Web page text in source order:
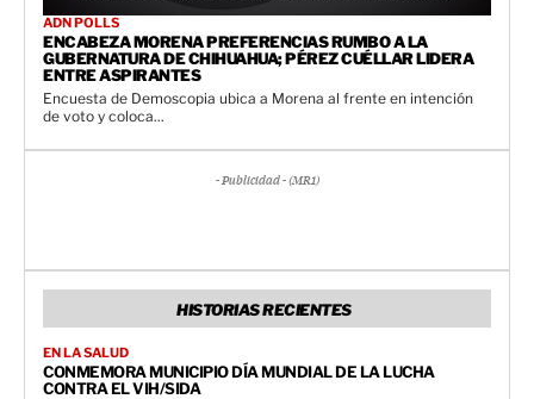
ADN POLLS
ENCABEZA MORENA PREFERENCIAS RUMBO A LA
GUBERNATURA DE CHIHUAHUA; PÉREZ CUÉLLAR LIDERA
ENTRE ASPIRANTES
Encuesta de Demoscopia ubica a Morena al frente en intención
de voto y coloca...
- Publicidad - (MR1)
HISTORIAS RECIENTES
EN LA SALUD
CONMEMORA MUNICIPIO DÍA MUNDIAL DE LA LUCHA
CONTRA EL VIH/SIDA